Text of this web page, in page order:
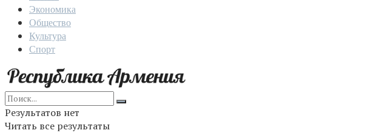
Экономика
Общество
Культура
Спорт
Результатов нет
Читать все результаты